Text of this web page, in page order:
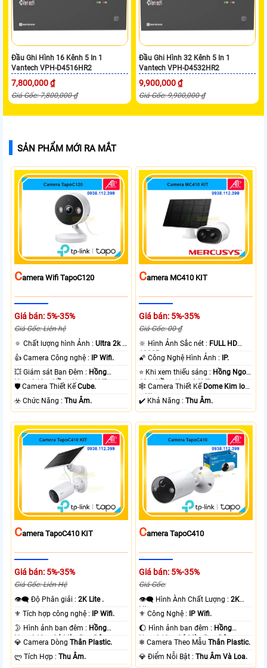
Đầu Ghi Hình 16 Kênh 5 In 1
Vantech VPH-D4516HR2
7,800,000 ₫
Giá Gốc: 7,800,000 ₫
Đầu Ghi Hình 32 Kênh 5 In 1
Vantech VPH-D4532HR2
9,900,000 ₫
Giá Gốc: 9,900,000 ₫
SẢN PHẨM MỚI RA MẮT
CAmera Wifi TapoC120
Giá bán: 5%-35%
Giá Gốc: Liên hệ
🔅 Chất lượng hình Ảnh :Ultra 2k +
.
👍 Camera Công nghệ :
IP Wifi.
💥 Giám sát Ban Đêm : Hồng
Ngoại 10m Hồng Ngoại SMD.
🛡 Camera Thiết KếCube.
️☣️ Chức Năng :Thu Âm.
CAmera MC410 KIT
Giá bán: 5%-35%
Giá Gốc: 00 ₫
🔆 Hình Ảnh Sắc nét : FULL HD
1080P .
🌠 Công Nghệ Hình Ảnh :
IP.
⭐ Khi xem thiếu sáng : Hồng Ngoại
10m Hồng Ngoại SMD.
🕸️ Camera Thiết Kế Dome Kim loại
+ Nhựa.
️✔️ Khả Năng :Thu Âm.
CAmera TapoC410 KIT
Giá bán: 5%-35%
Giá Gốc: Liên Hệ
👁️‍🗨 Độ Phân giải :2K Lite .
⚜️ Tích hợp công nghệ :
IP Wifi.
🌛 Hình ảnh ban đêm : Hồng
Ngoại 10m Có Màu Ban Ðêm.
💎 Camera DòngThân Plastic.
️ლ Tích Hợp :Thu Âm.
CAmera TapoC410
Giá bán: 5%-35%
Giá Gốc:
👁️‍🗨 Hình Ành Chất Lượng :2K
Lite .
⚜️ Công Nghệ :
IP Wifi.
🌔 Hình ảnh ban đêm : Hồng
Ngoại 10m Có Màu Ban Ðêm.
❄ Camera Theo MẫuThân Plastic.
️💎 Điểm Nỗi Bật :Thu Âm Và Loa.